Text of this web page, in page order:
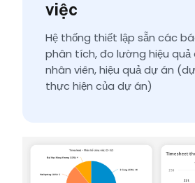
việc
Hệ thống thiết lập sẵn các
phân tích, đo lường hiệu quả
nhân viên, hiệu quả dự án
thực hiện của dự án)